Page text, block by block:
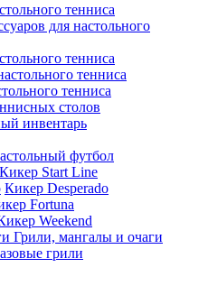
тенниса
для настольного
тенниса
тенниса
тенниса
столов
инвентарь
футбол
Кикер Start Line
Кикер Desperado
Fortuna
Weekend
Грили, мангалы и очаги
грили